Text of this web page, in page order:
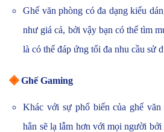
Ghế văn phòng có đa dạng kiểu
như giá cả, bởi vậy bạn có thể tìm
là có thể đáp ứng tối đa nhu cầu sử
◈ Ghế Gaming
Khác với sự phổ biến của ghế văn
hẳn sẽ lạ lẫm hơn với mọi người